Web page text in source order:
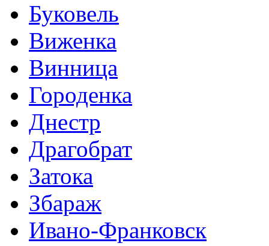
Буковель
Виженка
Винница
Городенка
Днестр
Драгобрат
Затока
Збараж
Ивано-Франковск